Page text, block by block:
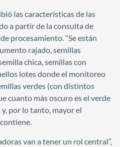
las características de las
a partir de la consulta de
procesamiento. “Se están
rajado, semillas
chica, semillas con
lotes donde el monitoreo
verdes (con distintos
cuanto más oscuro es el verde
por lo tanto, mayor el
van a tener un rol central”,